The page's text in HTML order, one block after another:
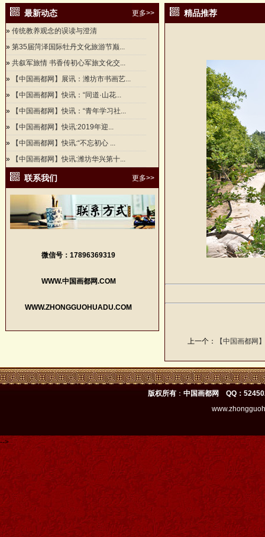
最新动态 更多>>
» 传统教养观念的误读与澄清
» 第35届菏泽国际牡丹文化旅游节巅...
» 共叙军旅情 书香传初心军旅文化交...
»
【中国画都网】展讯：潍坊市书画艺...
»
【中国画都网】快讯：“同道·山花...
»
【中国画都网】快讯：“青年学习社...
»
【中国画都网】快讯:2019年迎...
»
【中国画都网】快讯:“不忘初心 ...
»
【中国画都网】快讯:潍坊华兴第十...
联系我们 更多>>
微信号：17896369319
WWW.中国画都网.COM
WWW.ZHONGGUOHUADU.COM
精品推荐
上一个： 【中国画都网
版权所有 ： 中国画都网 QQ：
-->